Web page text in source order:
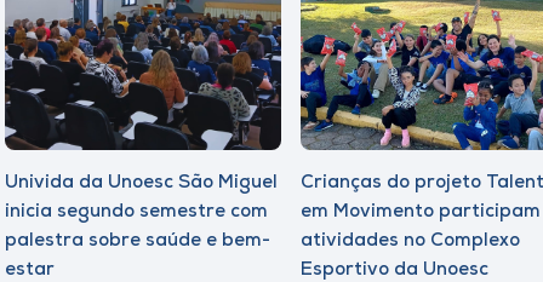
Univida da Unoesc São Miguel
inicia segundo semestre com
palestra sobre saúde e bem-
estar
Crianças do projeto
em Movimento
atividades no Complexo
Esportivo da Unoesc